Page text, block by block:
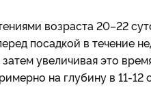
возраста 20–22
посадкой в течение
увеличивая это
на глубину в 11-12